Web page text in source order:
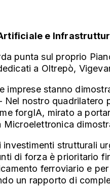
e
punta sul proprio
a Oltrepò,
imprese stanno
nostro
forgIA, mirato a
strutturali
di forza è prioritario
ferroviario e
un rapporto di